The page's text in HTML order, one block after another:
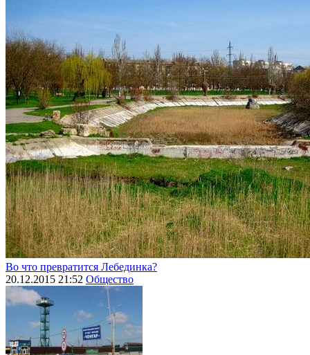
Во что превратится Лебединка?
20.12.2015 21:52 Общество